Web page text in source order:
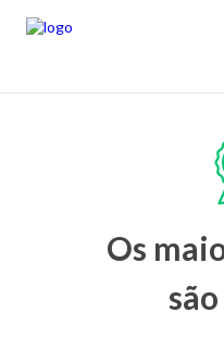
Os